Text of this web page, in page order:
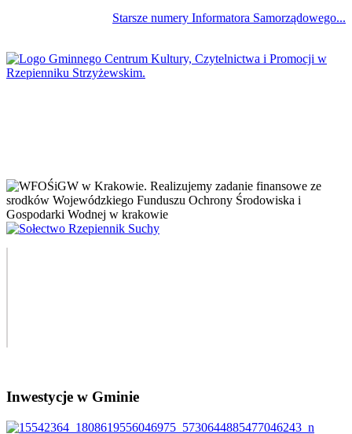
Starsze numery Informatora Samorządowego...
Inwestycje w Gminie